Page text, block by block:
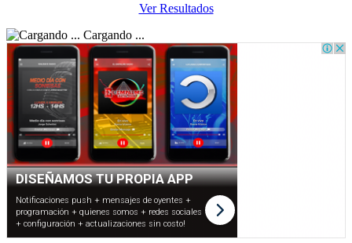
Ver Resultados
Cargando ...